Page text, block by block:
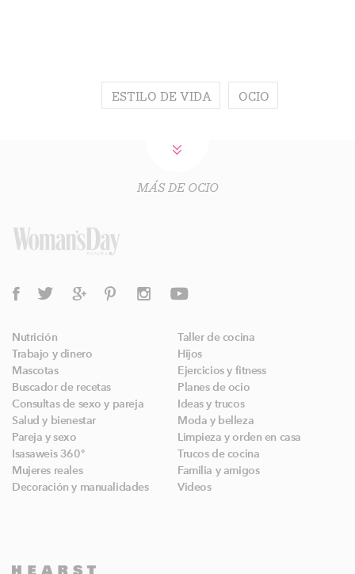
ESTILO DE VIDA OCIO
MÁS DE OCIO
Nutrición
Taller de cocina
Trabajo y dinero
Hijos
Mascotas
Ejercicios y fitness
Buscador de recetas
Planes de ocio
Consultas de sexo y pareja
Ideas y trucos
Salud y bienestar
Moda y belleza
Pareja y sexo
Limpieza y orden en casa
Isasaweis 360º
Trucos de cocina
Mujeres reales
Familia y amigos
Decoración y manualidades
Videos